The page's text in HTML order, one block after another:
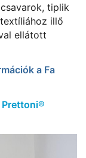
tiplik
illő
ellátott
a Fa